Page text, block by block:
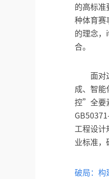
的高标
种体育赛
的理念
合。
面
成、智
控”全要
工程设计
业标准，
破局：构